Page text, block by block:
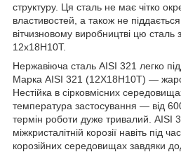
структуру. Ця сталь не має чітко
властивостей, а також не
вітчизновому виробництві цю
12х18Н10Т.
Нержавіюча сталь AISI 321 легко
Марка AISI 321 (12Х18Н10Т) —
Нестійка в сірковмісних
температура застосування — від
термін роботи дуже тривалий. AISI
міжкристалітній корозії навіть під
корозійних середовищах завдяки